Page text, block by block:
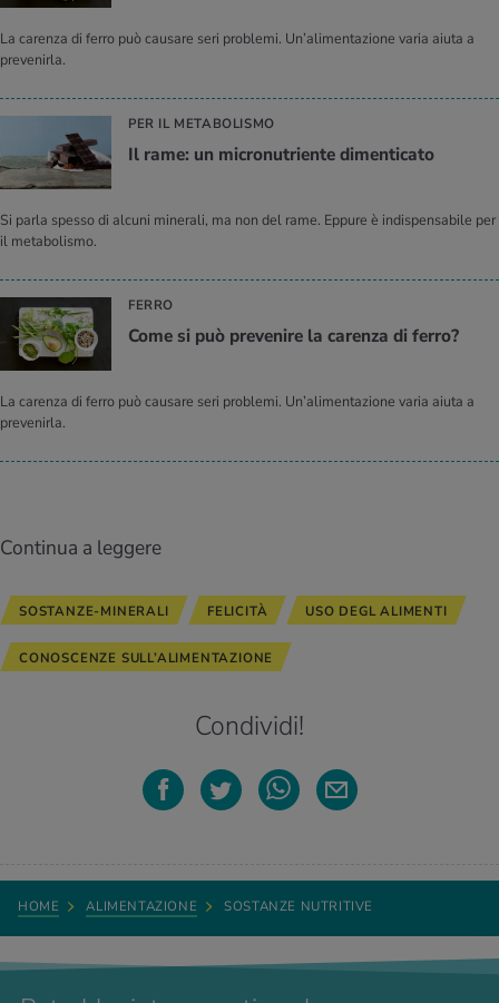
La carenza di ferro può causare seri problemi. Un’alimentazione varia aiuta a
prevenirla.
PER IL METABOLISMO
Il rame: un mi­cro­nu­trien­te di­men­ti­ca­to
Si parla spesso di alcuni minerali, ma non del rame. Eppure è indispensabile per
il metabolismo.
FERRO
Come si può pre­ve­ni­re la ca­ren­za di ferro?
La carenza di ferro può causare seri problemi. Un’alimentazione varia aiuta a
prevenirla.
Continua a leggere
SOSTANZE-MINERALI FELICITÀ USO DEGL ALIMENTI
CONOSCENZE SULL’ALIMENTAZIONE
Condividi!
HOME ALIMENTAZIONE SOSTANZE NUTRITIVE